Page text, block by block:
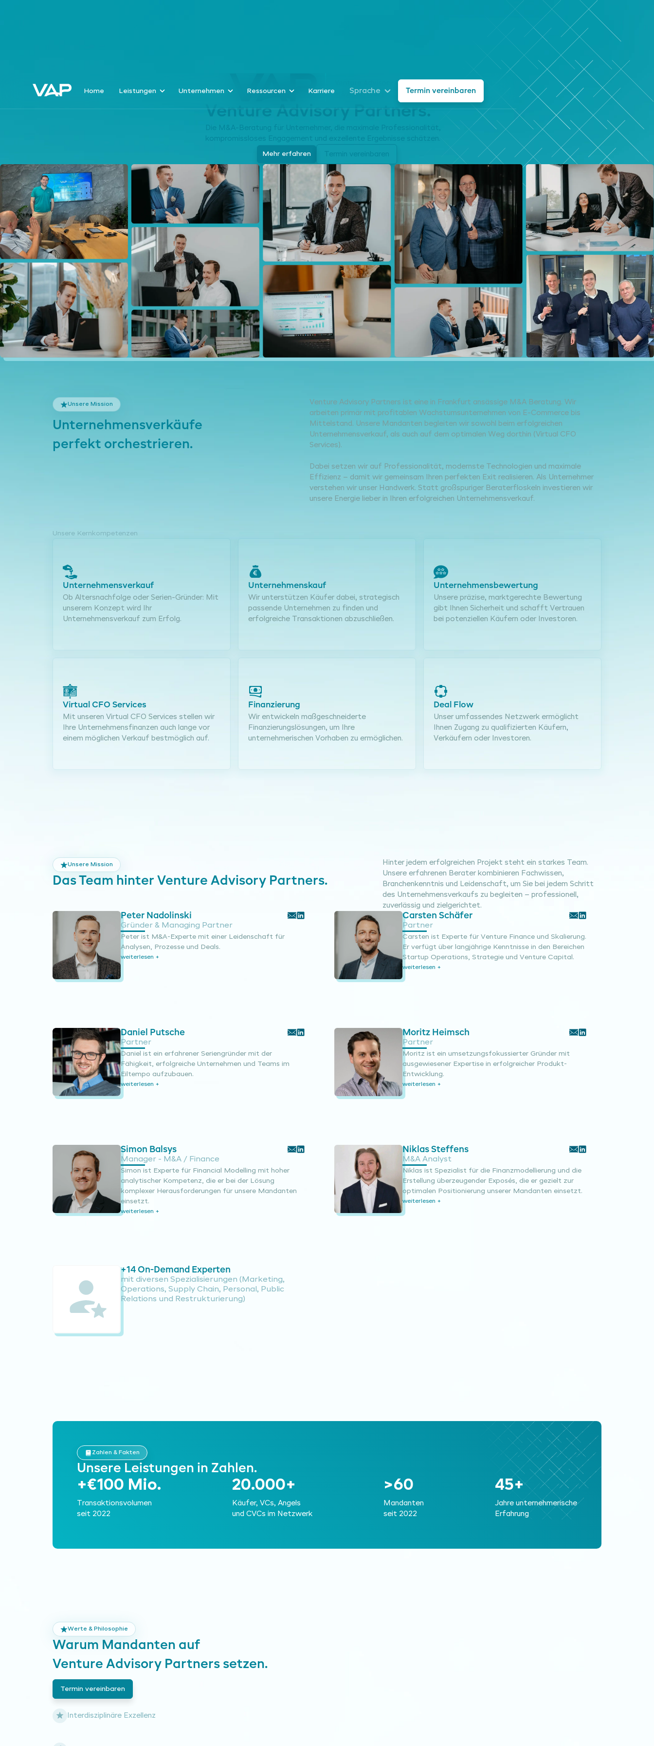
Home Leistungen Unternehmen Ressourcen Karriere Sprache Termin vereinbaren
Venture Advisory Partners.
Die M&A-Beratung für Unternehmer, die maximale Professionalität,
kompromissloses Engagement und exzellente Ergebnisse schätzen.
Mehr erfahren Termin vereinbaren
Unsere Mission
Unternehmensverkäufe
perfekt orchestrieren.
Venture Advisory Partners ist eine in Frankfurt ansässige M&A Beratung. Wir
arbeiten primär mit profitablen Wachstumsunternehmen von E-Commerce bis
Mittelstand. Unsere Mandanten begleiten wir sowohl beim erfolgreichen
Unternehmensverkauf, als auch auf dem optimalen Weg dorthin (Virtual CFO
Services).
Dabei setzen wir auf Professionalität, modernste Technologien und maximale
Effizienz – damit wir gemeinsam Ihren perfekten Exit realisieren. Als Unternehmer
verstehen wir unser Handwerk. Statt großspuriger Beraterfloskeln investieren wir
unsere Energie lieber in Ihren erfolgreichen Unternehmensverkauf.
Unsere Kernkompetenzen
Unternehmensverkauf
Ob Altersnachfolge oder Serien-Gründer: Mit
unserem Konzept wird Ihr
Unternehmensverkauf zum Erfolg.
Unternehmenskauf
Wir unterstützen Käufer dabei, strategisch
passende Unternehmen zu finden und
erfolgreiche Transaktionen abzuschließen.
Unternehmensbewertung
Unsere präzise, marktgerechte Bewertung
gibt Ihnen Sicherheit und schafft Vertrauen
bei potenziellen Käufern oder Investoren.
Virtual CFO Services
Mit unseren Virtual CFO Services stellen wir
Ihre Unternehmensfinanzen auch lange vor
einem möglichen Verkauf bestmöglich auf.
Finanzierung
Wir entwickeln maßgeschneiderte
Finanzierungslösungen, um Ihre
unternehmerischen Vorhaben zu ermöglichen.
Deal Flow
Unser umfassendes Netzwerk ermöglicht
Ihnen Zugang zu qualifizierten Käufern,
Verkäufern oder Investoren.
Unsere Mission
Das Team hinter Venture Advisory Partners.
Hinter jedem erfolgreichen Projekt steht ein starkes Team.
Unsere erfahrenen Berater kombinieren Fachwissen,
Branchenkenntnis und Leidenschaft, um Sie bei jedem Schritt
des Unternehmensverkaufs zu begleiten – professionell,
zuverlässig und zielgerichtet.
Peter Nadolinski
Gründer & Managing Partner
Peter ist M&A-Experte mit einer Leidenschaft für
Analysen, Prozesse und Deals.
weiterlesen +
Carsten Schäfer
Partner
Carsten ist Experte für Venture Finance und Skalierung.
Er verfügt über langjährige Kenntnisse in den Bereichen
Startup Operations, Strategie und Venture Capital.
weiterlesen +
Daniel Putsche
Partner
Daniel ist ein erfahrener Seriengründer mit der
Fähigkeit, erfolgreiche Unternehmen und Teams im
Eiltempo aufzubauen.
weiterlesen +
Moritz Heimsch
Partner
Moritz ist ein umsetzungsfokussierter Gründer mit
ausgewiesener Expertise in erfolgreicher Produkt-
Entwicklung.
weiterlesen +
Simon Balsys
Manager - M&A / Finance
Simon ist Experte für Financial Modelling mit hoher
analytischer Kompetenz, die er bei der Lösung
komplexer Herausforderungen für unsere Mandanten
einsetzt.
weiterlesen +
Niklas Steffens
M&A Analyst
Niklas ist Spezialist für die Finanzmodellierung und die
Erstellung überzeugender Exposés, die er gezielt zur
optimalen Positionierung unserer Mandanten einsetzt.
weiterlesen +
+14 On-Demand Experten
mit diversen Spezialisierungen (Marketing,
Operations, Supply Chain, Personal, Public
Relations und Restrukturierung)
Zahlen & Fakten
Unsere Leistungen in Zahlen.
+€100 Mio.
Transaktionsvolumen
seit 2022
20.000+
Käufer, VCs, Angels
und CVCs im Netzwerk
>60
Mandanten
seit 2022
45+
Jahre unternehmerische
Erfahrung
Werte & Philosophie
Warum Mandanten auf
Venture Advisory Partners setzen.
Termin vereinbaren
Interdisziplinäre Exzellenz